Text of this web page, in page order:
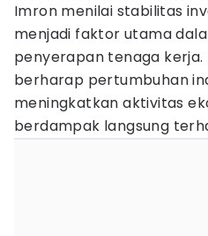
Imron menilai stabilitas
menjadi faktor utama
penyerapan tenaga
berharap pertumbuhan
meningkatkan aktivitas
berdampak langsung